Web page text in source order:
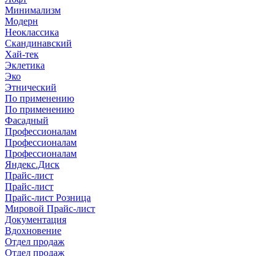
Минимализм
Модерн
Неоклассика
Скандинавский
Хай-тек
Эклетика
Эко
Этнический
По применению
По применению
Фасадный
Профессионалам
Профессионалам
Профессионалам
Яндекс.Диск
Прайс-лист
Прайс-лист
Прайс-лист Розница
Мировой Прайс-лист
Документация
Вдохновение
Отдел продаж
Отдел продаж